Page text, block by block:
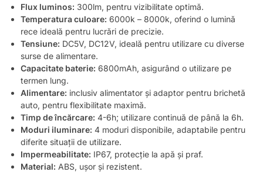
Flux luminos: 300lm, pentru vizibilitate optimă.
Temperatura culoare: 6000k – 8000k, oferind o lumină
rece ideală pentru lucrări de precizie.
Tensiune: DC5V, DC12V, ideală pentru utilizare cu diverse
surse de alimentare.
Capacitate baterie: 6800mAh, asigurând o utilizare pe
termen lung.
Alimentare: inclusiv alimentator și adaptor pentru brichetă
auto, pentru flexibilitate maximă.
Timp de încărcare: 4-6h; utilizare continuă de până la 6h.
Moduri iluminare: 4 moduri disponibile, adaptabile pentru
diferite situații de utilizare.
Impermeabilitate: IP67, protecție la apă și praf.
Material: ABS, ușor și rezistent.